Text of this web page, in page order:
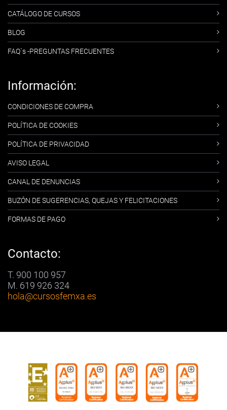
CATÁLOGO DE CURSOS
BLOG
FAQ´s -PREGUNTAS FRECUENTES
Información:
CONDICIONES DE COMPRA
POLÍTICA DE COOKIES
POLÍTICA DE PRIVACIDAD
AVISO LEGAL
CANAL DE DENUNCIAS
BUZÓN DE SUGERENCIAS, QUEJAS Y FELICITACIONES
FORMAS DE PAGO
Contacto:
T. 900 100 957
M. 619 926 324
hola@cursosfemxa.es